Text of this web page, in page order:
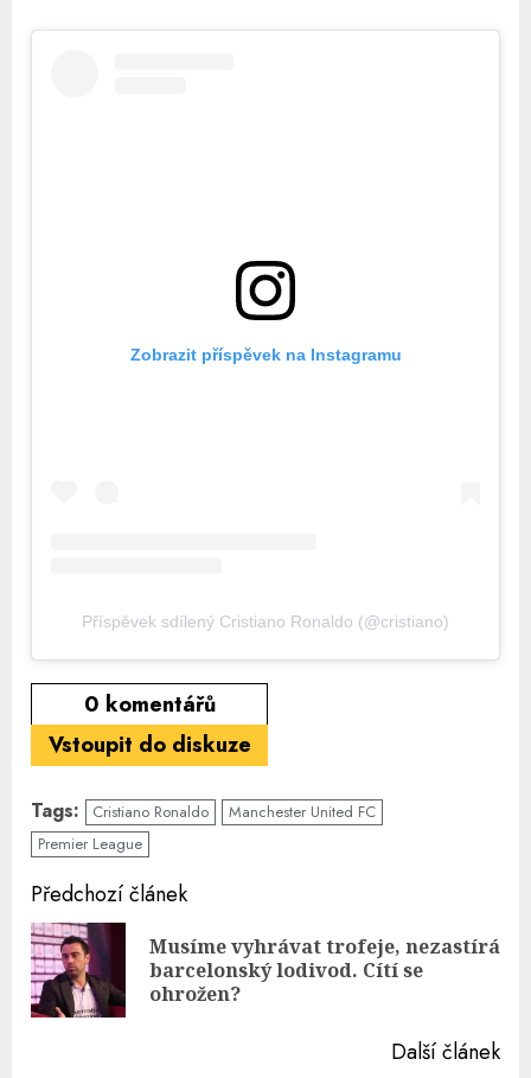
Zobrazit příspěvek na Instagramu
Příspěvek sdílený Cristiano Ronaldo (@cristiano)
0 komentářů
Vstoupit do diskuze
Tags: Cristiano Ronaldo
Manchester United FC
Premier League
Continue
Reading
Předchozí článek
Musíme vyhrávat trofeje, nezastírá
barcelonský lodivod. Cítí se
ohrožen?
Další článek